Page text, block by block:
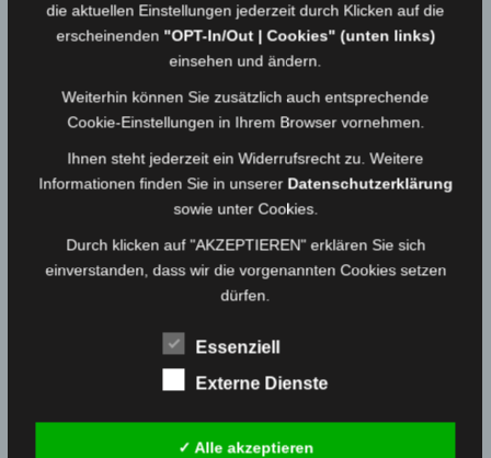
Natürlich kommt auch die Geselligkeit und das
Miteinander nicht zu kurz! So werden Zeltlager,
Ausflüge und Besichtigungen durchgeführt und man
vergleicht sein Können bei Wettbewerben,
Wissenstests sowie Leistungsmärschen oder dem
Ablegen der Bayerischen Jugendleistungsspange
oder der Jugendflamme der DJF.
Hast du Lust bei uns mitzumachen?
Dann schau bei uns vorbei!
Jugendabend jeden letzten Donnerstag
im Monat um 18 Uhr im Gerätehaus
DEIN Kommen!
die aktuellen Einstellungen jederzeit durch Klicken auf die
erscheinenden "OPT-In/Out | Cookies" (unten links)
einsehen und ändern.
Weiterhin können Sie zusätzlich auch entsprechende
Cookie-Einstellungen in Ihrem Browser vornehmen.
Ihnen steht jederzeit ein Widerrufsrecht zu. Weitere
Informationen finden Sie in unserer Datenschutzerklärung
sowie unter Cookies.
Durch klicken auf "AKZEPTIEREN" erklären Sie sich
einverstanden, dass wir die vorgenannten Cookies setzen
dürfen.
Essenziell
Externe Dienste
✓ Alle akzeptieren